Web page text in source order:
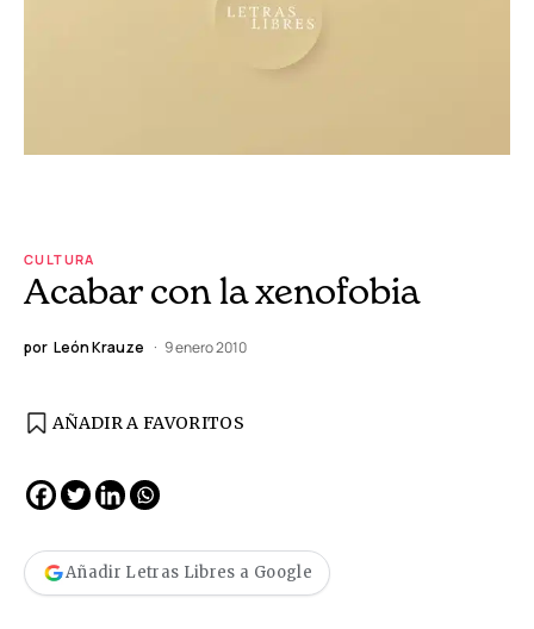
CULTURA
Acabar con la xenofobia
por León Krauze 9 enero 2010
AÑADIR A FAVORITOS
Añadir Letras Libres a Google